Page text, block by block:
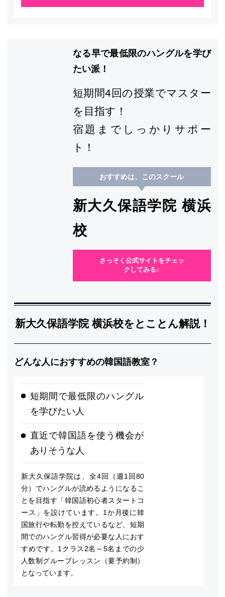
なる早で最低限のハングルを学び
たい派！
短期間4回の授業でマスター
を目指す！
宿題までしっかりサポー
ト！
おすすめは、このスクール
新大久保語学院 横浜
校
さっそく公式サイトをチェッ
クしてみる♪
新大久保語学院 横浜校をとことん解説！
どんな人におすすめの韓国語教室？
短期間で最低限のハングル
を学びたい人
直近で韓国語を使う機会が
ありそうな人
新大久保語学院は、全4回（週1回80
分）でハングルが読めるようになるこ
とを目指す「韓国語初心者スタートコ
ース」を設けています。1か月後に韓
国旅行や転勤を控えているなど、短期
間でのハングル習得が必要な人におす
すめです。1クラス2名～5名までの少
人数制グループレッスン（要予約制）
となっています。